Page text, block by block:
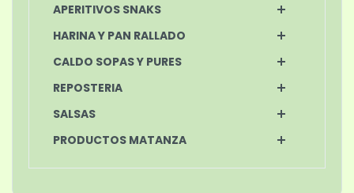
APERITIVOS SNAKS
HARINA Y PAN RALLADO
CALDO SOPAS Y PURES
REPOSTERIA
SALSAS
PRODUCTOS MATANZA